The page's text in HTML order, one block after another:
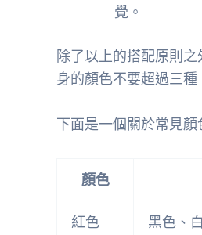
覺。
除了以上的搭配原則
身的顏色不要超過三種
下面是一個關於常見顏
顏色
紅色 黑色、